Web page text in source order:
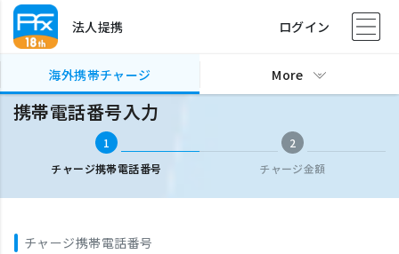
法人提携 ログイン
海外携帯チャージ More
海外携帯チャージ 携帯電話番号入力
携帯電話番号入力
1
チャージ携帯電話番号
2
チャージ金額
チャージ携帯電話番号